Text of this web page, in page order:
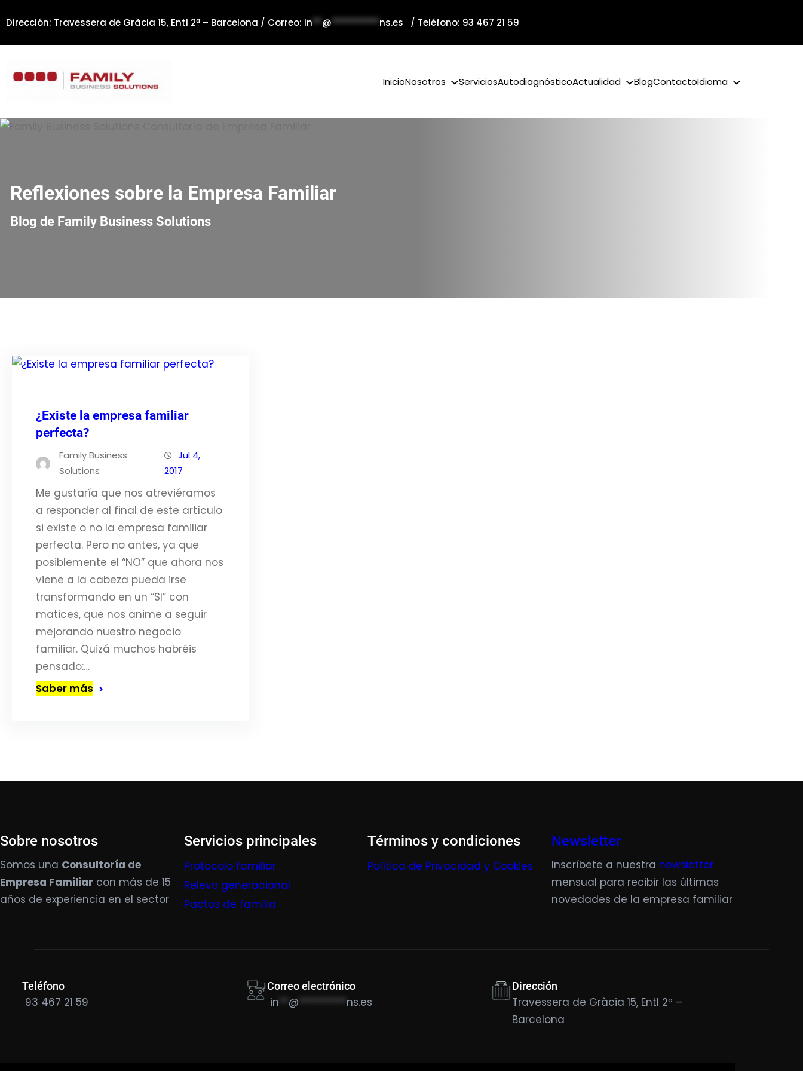
al
contenido
Dirección: Travessera de Gràcia 15, Entl 2ª – Barcelona / Correo: in**@**********ns.es / Teléfono: 93 467 21 59
InicioNosotros ServiciosAutodiagnósticoActualidad BlogContactoIdioma
Reflexiones sobre la Empresa Familiar
Blog de Family Business Solutions
¿Existe la empresa familiar
perfecta?
Family Business
Solutions
Jul 4,
2017
Me gustaría que nos atreviéramos
a responder al final de este artículo
si existe o no la empresa familiar
perfecta. Pero no antes, ya que
posiblemente el “NO” que ahora nos
viene a la cabeza pueda irse
transformando en un “SI” con
matices, que nos anime a seguir
mejorando nuestro negocio
familiar. Quizá muchos habréis
pensado:…
Saber más
Sobre nosotros
Somos una Consultoría de
Empresa Familiar con más de 15
años de experiencia en el sector
Servicios principales
Protocolo familiar
Relevo generacional
Pactos de familia
Términos y condiciones
Política de Privacidad y Cookies
Newsletter
Inscríbete a nuestra newsletter
mensual para recibir las últimas
novedades de la empresa familiar
Teléfono
93 467 21 59
Correo electrónico
in @ ********** ns.es
Dirección
Travessera de Gràcia 15, Entl 2ª –
Barcelona